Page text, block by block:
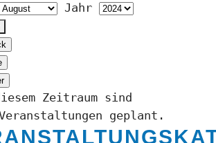
Jahr
Zeitraum sind
geplant.